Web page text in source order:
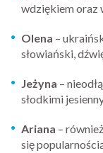
wdziękiem oraz
Olena –
słowiański,
Jeżyna –
słodkimi
Ariana –
się